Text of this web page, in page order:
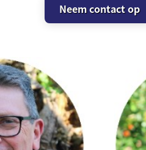
Neem contact op